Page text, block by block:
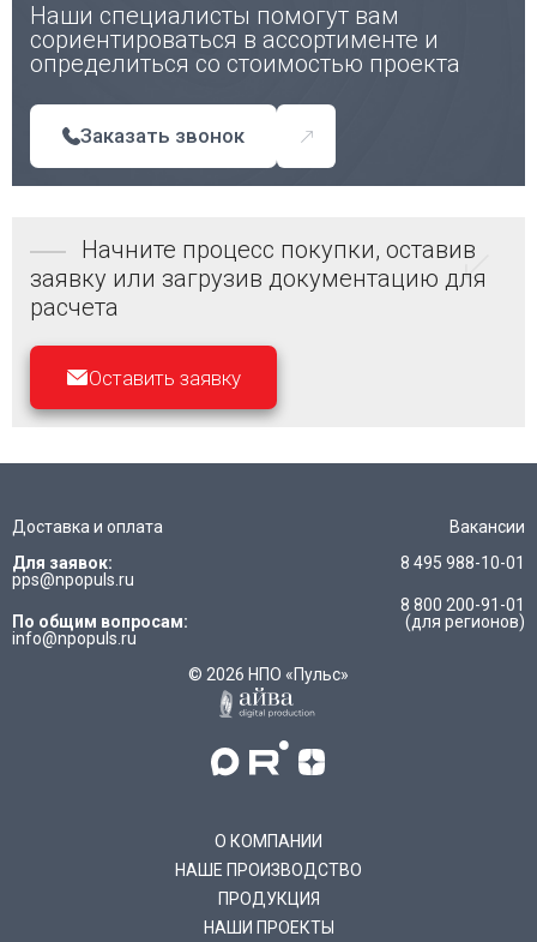
Наши специалисты помогут вам
сориентироваться в ассортименте и
определиться со стоимостью проекта
Заказать звонок
Начните процесс покупки, оставив
заявку или загрузив документацию для
расчета
Оставить заявку
Доставка и оплата
Вакансии
Для заявок:
pps@npopuls.ru
По общим вопросам:
info@npopuls.ru
8 495 988-10-01
8 800 200-91-01
(для регионов)
© 2026 НПО «Пульс»
О КОМПАНИИ
НАШЕ ПРОИЗВОДСТВО
ПРОДУКЦИЯ
НАШИ ПРОЕКТЫ